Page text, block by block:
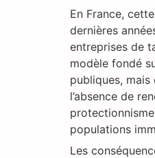
En France,
dernières
entreprises de
modèle fondé
publiques, mais
l’absence de
populations
Les